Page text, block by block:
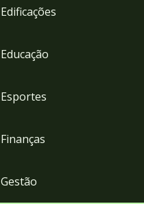
Edificações
Educação
Esportes
Finanças
Gestão